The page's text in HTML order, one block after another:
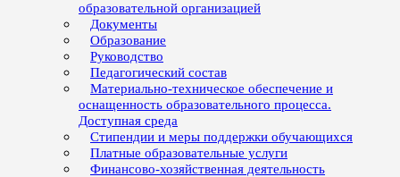
образовательной организацией
Документы
Образование
Руководство
Педагогический состав
Материально-техническое обеспечение и
оснащенность образовательного процесса.
Доступная среда
Стипендии и меры поддержки обучающихся
Платные образовательные услуги
Финансово-хозяйственная деятельность